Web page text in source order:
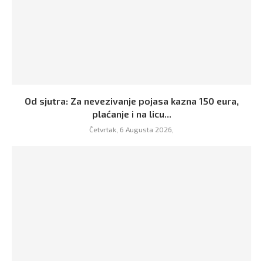
Od sjutra: Za nevezivanje pojasa kazna 150 eura,
plaćanje i na licu...
Četvrtak, 6 Augusta 2026,